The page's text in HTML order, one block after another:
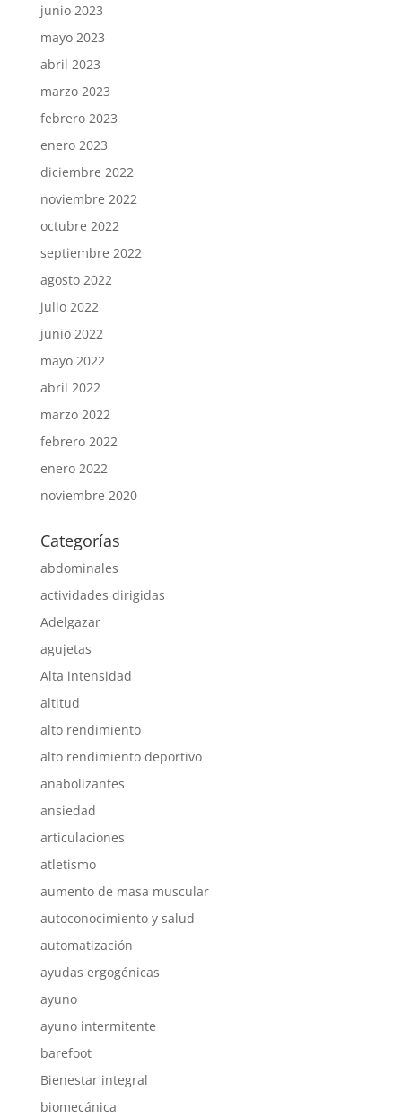
junio 2023
mayo 2023
abril 2023
marzo 2023
febrero 2023
enero 2023
diciembre 2022
noviembre 2022
octubre 2022
septiembre 2022
agosto 2022
julio 2022
junio 2022
mayo 2022
abril 2022
marzo 2022
febrero 2022
enero 2022
noviembre 2020
Categorías
abdominales
actividades dirigidas
Adelgazar
agujetas
Alta intensidad
altitud
alto rendimiento
alto rendimiento deportivo
anabolizantes
ansiedad
articulaciones
atletismo
aumento de masa muscular
autoconocimiento y salud
automatización
ayudas ergogénicas
ayuno
ayuno intermitente
barefoot
Bienestar integral
biomecánica